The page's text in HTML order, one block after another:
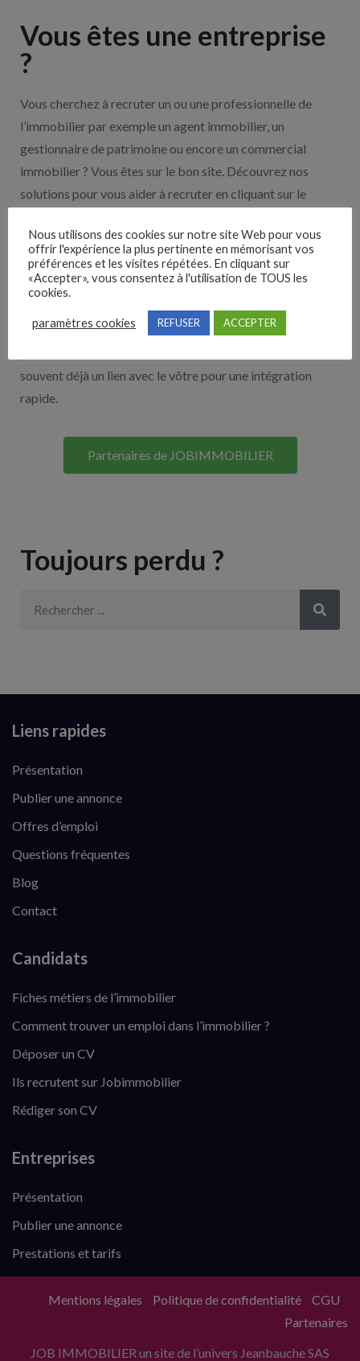
Vous êtes une entreprise
?
Vous cherchez à recruter un ou une professionnelle de
l’immobilier par exemple un agent immobilier, un
gestionnaire de patrimoine ou encore un commercial
immobilier ? Vous êtes sur le bon site. Découvrez nos
solutions pour vous aider à recruter en cliquant sur le
Nos solutions entreprises
Découvrez nos partenaires ! Moteurs de recherches,
multidiffuseurs, sites payant… nombreux sont nos
souvent déjà un lien avec le vôtre pour une intégration
rapide.
Partenaires de JOBIMMOBILIER
Toujours perdu ?
Liens rapides
Présentation
Publier une annonce
Offres d’emploi
Questions fréquentes
Blog
Contact
Candidats
Fiches métiers de l’immobilier
Comment trouver un emploi dans l’immobilier ?
Déposer un CV
Ils recrutent sur Jobimmobilier
Rédiger son CV
Entreprises
Présentation
Publier une annonce
Prestations et tarifs
JOB IMMOBILIER un site de l’univers Jeanbauche SAS
Mentions légales Politique de confidentialité
CGU
Partenaires
Nous utilisons des cookies sur notre site Web pour vous
offrir l'expérience la plus pertinente en mémorisant vos
préférences et les visites répétées. En cliquant sur
«Accepter», vous consentez à l'utilisation de TOUS les
cookies.
paramètres cookies REFUSER ACCEPTER